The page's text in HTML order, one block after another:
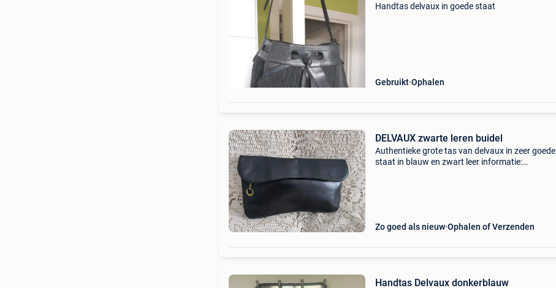
Handtas delvaux in goede staat
Gebruikt Ophalen
DELVAUX zwarte leren buidel
Authentieke grote tas van delvaux in zeer goede
staat in blauw en zwart leer informatie:
Zo goed als nieuw Ophalen of Verzenden
Handtas Delvaux donkerblauw